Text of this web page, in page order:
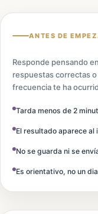
ANTES DE
Responde pensando
respuestas correctas
frecuencia te ha
Tarda menos de 2
El resultado aparece
No se guarda ni se
Es orientativo, no un